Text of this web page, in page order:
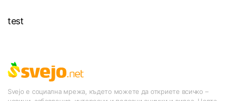
test
Svejo е социална мрежа, където можете да откриете всичко –